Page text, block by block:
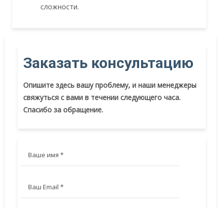
сложности.
Заказать консультацию
Опишите здесь вашу проблему, и наши менеджеры
свяжуться с вами в течении следующего часа.
Спасибо за обращение.